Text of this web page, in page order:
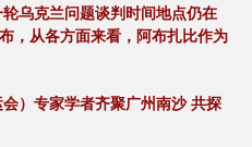
乌克兰问题谈判时间地点仍在
，从各方面来看，阿布扎比作为
）专家学者齐聚广州南沙 共探